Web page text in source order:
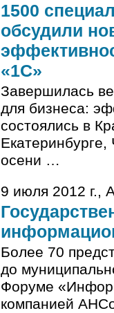
1500
обсудили
«1С»
Завершилась
для бизнеса:
состоялись в
осени …
9 июля 2012 г.,
Более 70
до
Форуме
компанией